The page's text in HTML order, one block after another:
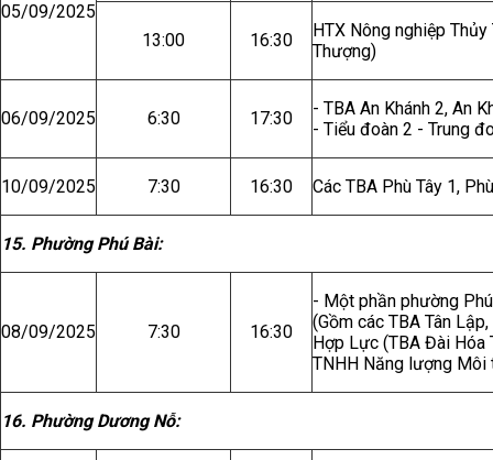
05/09/2025
13:00 16:30
HTX Nông nghiệp
Thượng)
06/09/2025 6:30 17:30
- TBA An Khánh 2, An
- Tiểu đoàn 2 - Trung
10/09/2025 7:30 16:30 Các TBA Phù Tây 1,
15. Phường Phú Bài:
08/09/2025 7:30 16:30
- Một phần phường
(Gồm các TBA Tân
Hợp Lực (TBA Đài Hóa
TNHH Năng lượng Môi
16. Phường Dương Nỗ: